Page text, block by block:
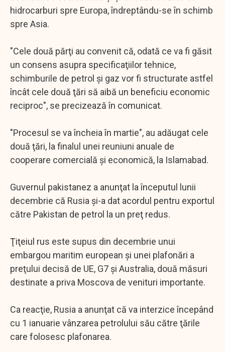
hidrocarburi spre Europa, îndreptându-se în schimb
spre Asia.
"Cele două părţi au convenit că, odată ce va fi găsit
un consens asupra specificaţiilor tehnice,
schimburile de petrol şi gaz vor fi structurate astfel
încât cele două ţări să aibă un beneficiu economic
reciproc", se precizează în comunicat.
"Procesul se va încheia în martie", au adăugat cele
două ţări, la finalul unei reuniuni anuale de
cooperare comercială şi economică, la Islamabad.
Guvernul pakistanez a anunţat la începutul lunii
decembrie că Rusia şi-a dat acordul pentru exportul
către Pakistan de petrol la un preţ redus.
Ţiţeiul rus este supus din decembrie unui
embargou maritim european şi unei plafonări a
preţului decisă de UE, G7 şi Australia, două măsuri
destinate a priva Moscova de venituri importante.
Ca reacţie, Rusia a anunţat că va interzice începând
cu 1 ianuarie vânzarea petrolului său către ţările
care folosesc plafonarea.